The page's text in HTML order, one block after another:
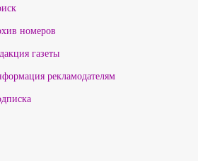
номеров
газеты
рекламодателям